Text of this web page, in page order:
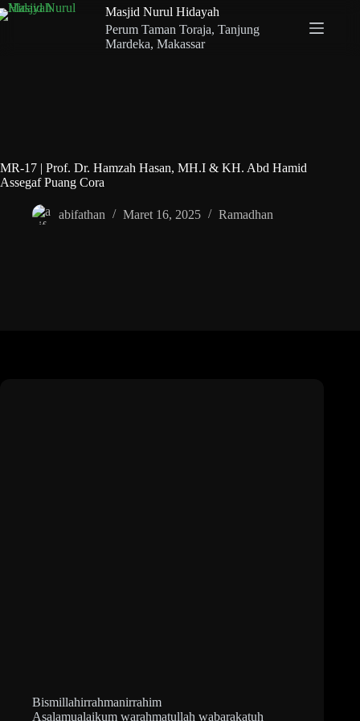
Skip
to
Masjid Nurul Hidayah
Perum Taman Toraja, Tanjung
Mardeka, Makassar
MR-17 | Prof. Dr. Hamzah Hasan, MH.I & KH. Abd Hamid
Assegaf Puang Cora
abifathan Maret 16, 2025 Ramadhan
Bismillahirrahmanirrahim
Asalamualaikum warahmatullah wabarakatuh